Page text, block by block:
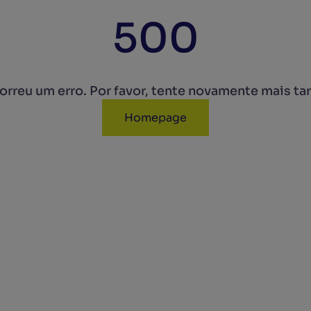
500
um erro. Por favor, tente novamente mais
Homepage